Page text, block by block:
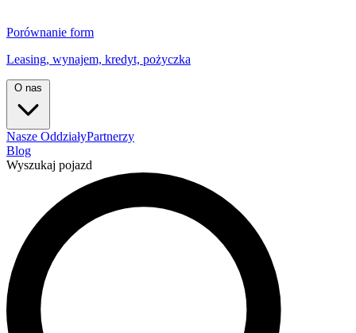
Porównanie form
Leasing, wynajem, kredyt, pożyczka
O nas
Nasze OddziałyPartnerzy
Blog
Wyszukaj pojazd